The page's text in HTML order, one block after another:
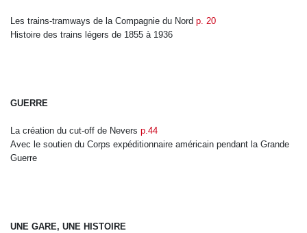
Les trains-tramways de la Compagnie du Nord p. 20
Histoire des trains légers de 1855 à 1936
GUERRE
La création du cut-off de Nevers p.44
Avec le soutien du Corps expéditionnaire américain pendant la Grande
Guerre
UNE GARE, UNE HISTOIRE